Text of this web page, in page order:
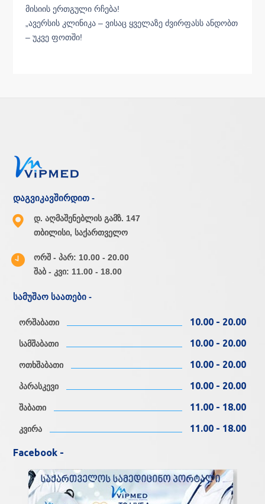
მისიის ერთგული რჩება!
„ავერსის კლინიკა – ვისაც ყველაზე ძვირფასს ანდობთ
– უკვე ფოთში!
დაგვიკავშირდით -
დ. აღმაშენებლის გამზ. 147
თბილისი, საქართველო
ორშ - პარ: 10.00 - 20.00
შაბ - კვი: 11.00 - 18.00
სამუშაო საათები -
ორშაბათი 10.00 - 20.00
სამშაბათი 10.00 - 20.00
ოთხშაბათი 10.00 - 20.00
პარასკევი 10.00 - 20.00
შაბათი 11.00 - 18.00
კვირა 11.00 - 18.00
Facebook -